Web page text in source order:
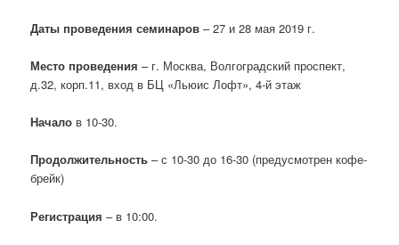
Даты проведения семинаров – 27 и 28 мая 2019 г.
Место проведения – г. Москва, Волгоградский проспект,
д.32, корп.11, вход в БЦ «Льюис Лофт», 4-й этаж
Начало в 10-30.
Продолжительность – с 10-30 до 16-30 (предусмотрен кофе-
брейк)
Регистрация – в 10:00.